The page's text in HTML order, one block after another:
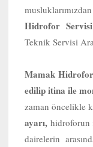
musluklarımızdan
Hidrofor Servisi
Teknik Servisi
Mamak Hidrofor
edilip itina ile
zaman öncelikle
ayarı, hidroforun
dairelerin